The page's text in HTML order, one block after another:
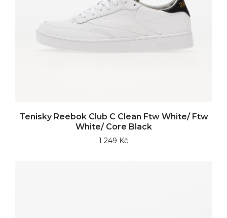
Tenisky Reebok Club C Clean Ftw White/ Ftw
White/ Core Black
1 249 Kč